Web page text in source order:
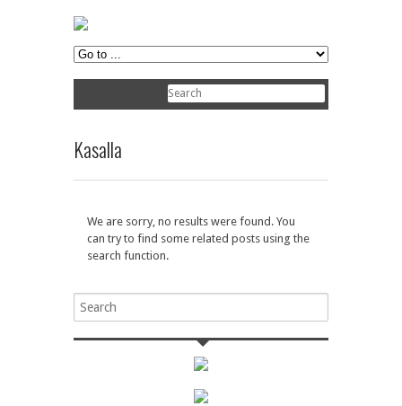
Kasalla
We are sorry, no results were found. You
can try to find some related posts using the
search function.